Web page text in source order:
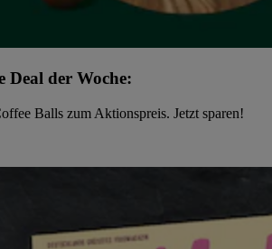
Deal der Woche:
Balls zum Aktionspreis. Jetzt sparen!